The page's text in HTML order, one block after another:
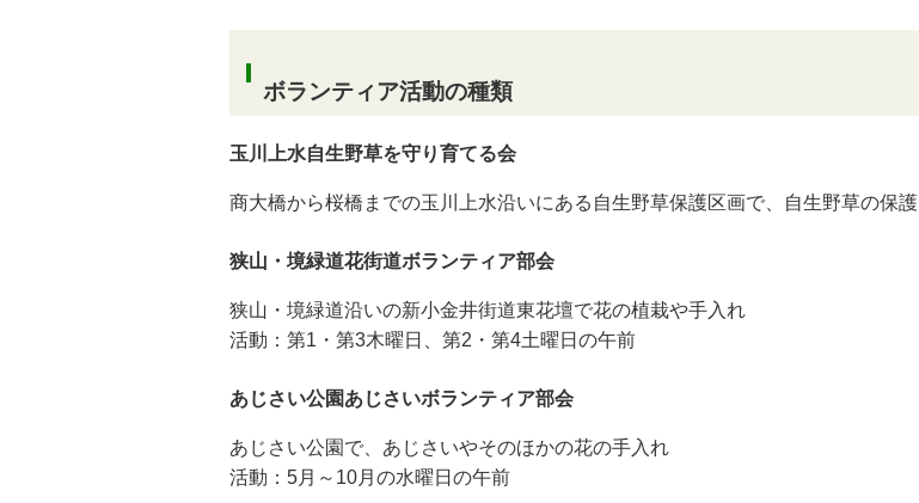
ボランティア活動の種類
玉川上水自生野草を守り育てる会
商大橋から桜橋までの玉川上水沿いにある自生野草保護区画で、自生野草の保護
狭山・境緑道花街道ボランティア部会
狭山・境緑道沿いの新小金井街道東花壇で花の植栽や手入れ
活動：第1・第3木曜日、第2・第4土曜日の午前
あじさい公園あじさいボランティア部会
あじさい公園で、あじさいやそのほかの花の手入れ
活動：5月～10月の水曜日の午前